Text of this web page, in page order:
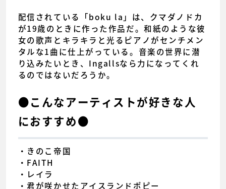
配信されている「boku la」は、クマダノドカ
が19歳のときに作った作品だ。和紙のような彼
女の歌声とキラキラと光るピアノがセンチメン
タルな1曲に仕上がっている。音楽の世界に潜
り込みたいとき、Ingallsなら力になってくれ
るのではないだろうか。
●こんなアーティストが好きな人
におすすめ●
・きのこ帝国
・FAITH
・レイラ
・君が咲かせたアイスランドポピー